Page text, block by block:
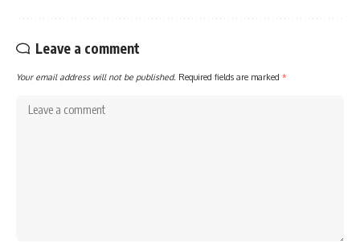
Leave a comment
Your email address will not be published. Required fields are marked *